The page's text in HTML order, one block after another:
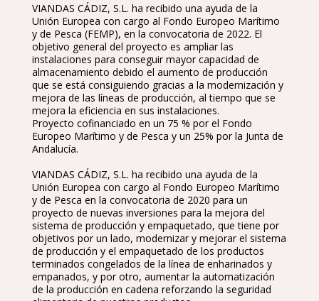
VIANDAS CÁDIZ, S.L. ha recibido una ayuda de la
Unión Europea con cargo al Fondo Europeo Marítimo
y de Pesca (FEMP), en la convocatoria de 2022. El
objetivo general del proyecto es ampliar las
instalaciones para conseguir mayor capacidad de
almacenamiento debido el aumento de producción
que se está consiguiendo gracias a la modernización y
mejora de las líneas de producción, al tiempo que se
mejora la eficiencia en sus instalaciones.
Proyecto cofinanciado en un 75 % por el Fondo
Europeo Marítimo y de Pesca y un 25% por la Junta de
Andalucía.
VIANDAS CÁDIZ, S.L. ha recibido una ayuda de la
Unión Europea con cargo al Fondo Europeo Marítimo
y de Pesca en la convocatoria de 2020 para un
proyecto de nuevas inversiones para la mejora del
sistema de producción y empaquetado, que tiene por
objetivos por un lado, modernizar y mejorar el sistema
de producción y el empaquetado de los productos
terminados congelados de la línea de enharinados y
empanados, y por otro, aumentar la automatización
de la producción en cadena reforzando la seguridad